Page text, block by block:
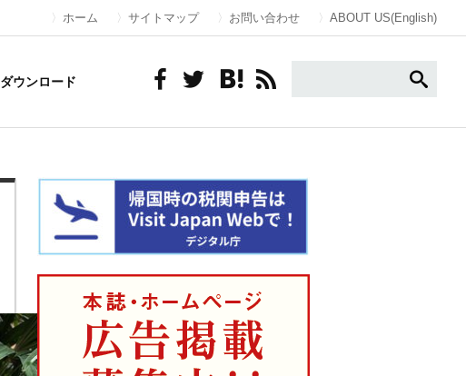
ホーム サイトマップ お問い合わせ ABOUT US(English)
ダウンロード